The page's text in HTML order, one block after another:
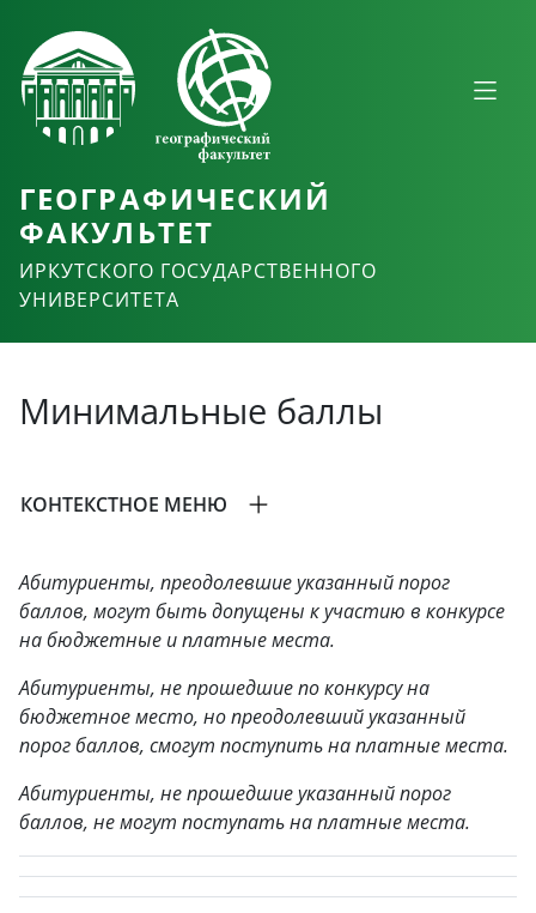
ГЕОГРАФИЧЕСКИЙ
ФАКУЛЬТЕТ
ИРКУТСКОГО ГОСУДАРСТВЕННОГО
УНИВЕРСИТЕТА
Минимальные баллы
КОНТЕКСТНОЕ МЕНЮ
Абитуриенты, преодолевшие указанный порог
баллов, могут быть допущены к участию в конкурсе
на бюджетные и платные места.
Абитуриенты, не прошедшие по конкурсу на
бюджетное место, но преодолевший указанный
порог баллов, смогут поступить на платные места.
Абитуриенты, не прошедшие указанный порог
баллов, не могут поступать на платные места.